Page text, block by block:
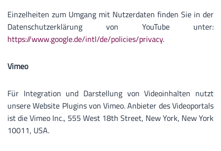
Einzelheiten zum Umgang mit Nutzerdaten finden Sie in der
Datenschutzerklärung von YouTube unter:
https://www.google.de/intl/de/policies/privacy.
Vimeo
Für Integration und Darstellung von Videoinhalten nutzt
unsere Website Plugins von Vimeo. Anbieter des Videoportals
ist die Vimeo Inc., 555 West 18th Street, New York, New York
10011, USA.